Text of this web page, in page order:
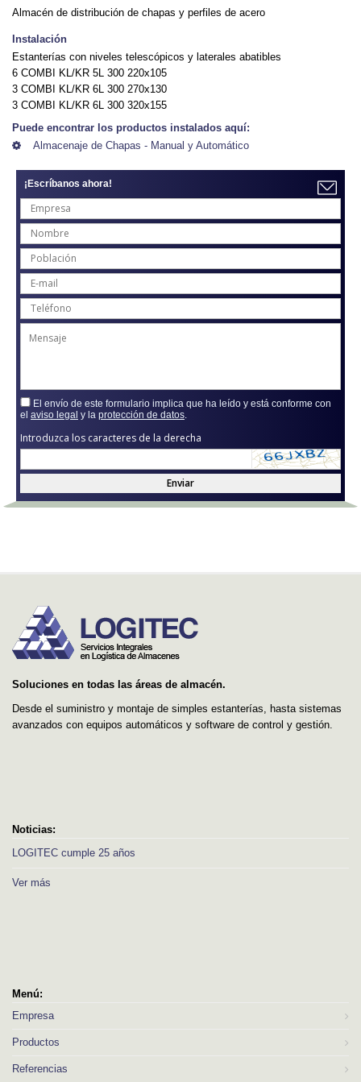
Almacén de distribución de chapas y perfiles de acero
Instalación
Estanterías con niveles telescópicos y laterales abatibles
6 COMBI KL/KR 5L 300 220x105
3 COMBI KL/KR 6L 300 270x130
3 COMBI KL/KR 6L 300 320x155
Puede encontrar los productos instalados aquí:
Almacenaje de Chapas - Manual y Automático
¡Escríbanos ahora!
El envío de este formulario implica que ha leído y está conforme con
el aviso legal y la protección de datos
Introduzca los caracteres de la derecha
Enviar
Soluciones en todas las áreas de almacén.
Desde el suministro y montaje de simples estanterías, hasta sistemas
avanzados con equipos automáticos y software de control y gestión.
Noticias:
LOGITEC cumple 25 años
Ver más
Menú:
Empresa
Productos
Referencias